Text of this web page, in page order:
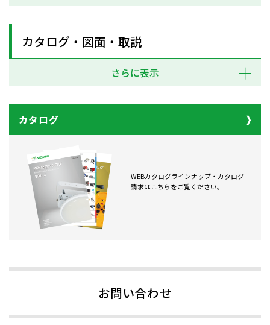
カタログ・図面・取説
さらに表示
カタログ
WEBカタログラインナップ・カタログ
請求はこちらをご覧ください。
お問い合わせ